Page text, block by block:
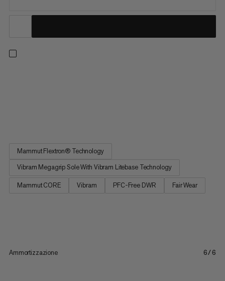
Mammut Flextron® Technology
Vibram Megagrip Sole With Vibram Litebase Technology
Mammut CORE Vibram PFC-Free DWR Fair Wear
Ammortizzazione 6/6